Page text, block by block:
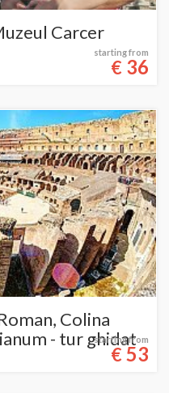
Carcer
starting from
€ 36
Colina
- tur ghidat
starting from
€53